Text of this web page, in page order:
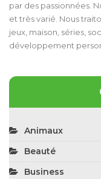
par des passionnées.
et très varié. Nous
jeux, maison, séries,
développement
Animaux
Beauté
Business